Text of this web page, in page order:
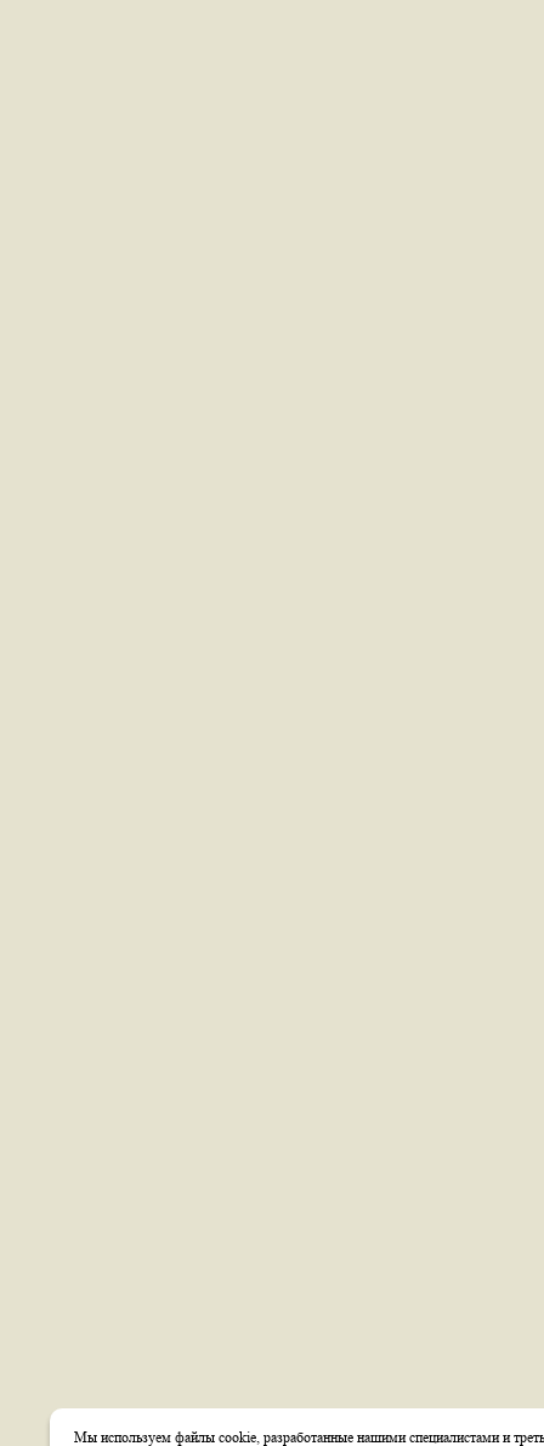
Мы используем файлы cookie, разработанные нашими специалистами и